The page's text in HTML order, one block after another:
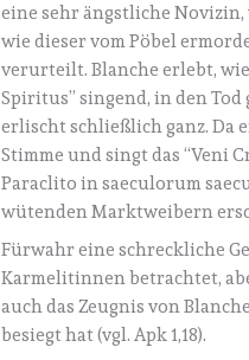
eine sehr ängstliche
wie dieser vom Pöbel
verurteilt. Blanche erlebt,
Spiritus” singend, in den
erlischt schließlich ganz. Da
Stimme und singt das “Veni
Paraclito in saeculorum
wütenden Marktweibern
Fürwahr eine schreckliche
Karmelitinnen betrachtet,
auch das Zeugnis von
besiegt hat (vgl. Apk 1,18).